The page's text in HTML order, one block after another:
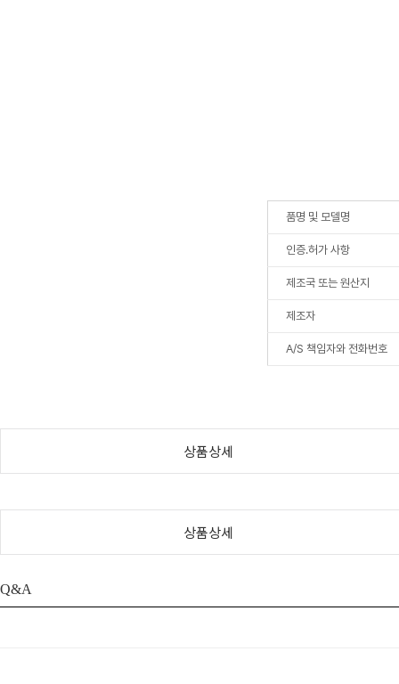
품명 및 모델명
인증.허가 사항
제조국 또는 원산지
제조자
A/S 책임자와 전화번호
상품상세
상품상세
Q&A